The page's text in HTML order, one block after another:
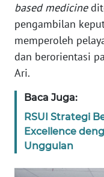
based medicine
pengambilan
memperoleh
dan berorientasi
Ari.
Baca Juga:
RSUI Strategi
Excellence
Unggulan
WN
JABAR
WN
BANTEN
WN
NTT
WN